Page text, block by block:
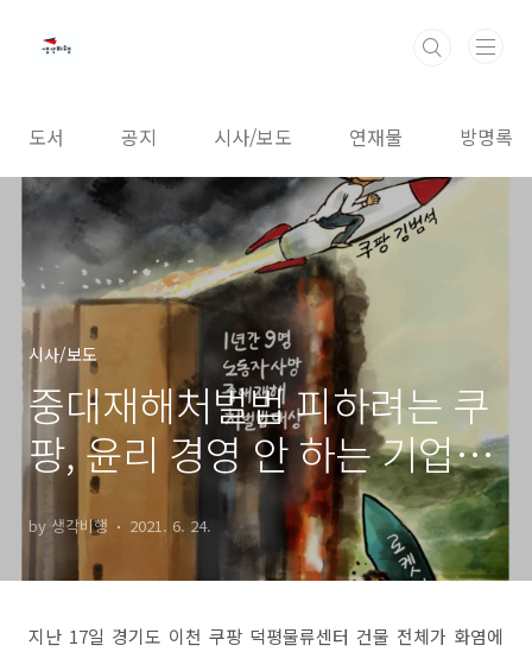
도서 공지 시사/보도 연재물 방명록
시사/보도
중대재해처벌법 피하려는 쿠
팡, 윤리 경영 안 하는 기업은
불매가 답!
by 생각비행 2021. 6. 24.
지난 17일 경기도 이천 쿠팡 덕평물류센터 건물 전체가 화염에